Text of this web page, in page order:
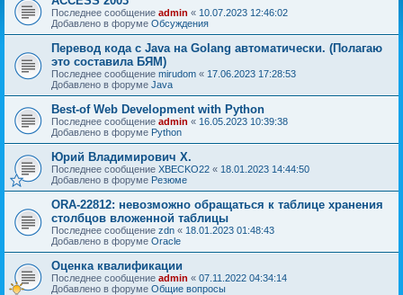
Последнее сообщение admin « 10.07.2023 12:46:02
Добавлено в форуме Обсуждения
Перевод кода с Java на Golang автоматически. (Полагаю
это составила БЯМ)
Последнее сообщение mirudom « 17.06.2023 17:28:53
Добавлено в форуме Java
Best-of Web Development with Python
Последнее сообщение admin « 16.05.2023 10:39:38
Добавлено в форуме Python
Юрий Владимирович Х.
Последнее сообщение XBECKO22 « 18.01.2023 14:44:50
Добавлено в форуме Резюме
ORA-22812: невозможно обращаться к таблице хранения
столбцов вложенной таблицы
Последнее сообщение zdn « 18.01.2023 01:48:43
Добавлено в форуме Oracle
Оценка квалификации
Последнее сообщение admin « 07.11.2022 04:34:14
Добавлено в форуме Общие вопросы